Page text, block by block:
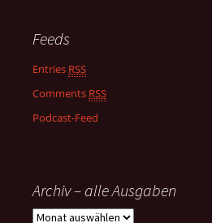
Feeds
Entries RSS
Comments RSS
Podcast-Feed
Archiv – alle Ausgaben
Archiv